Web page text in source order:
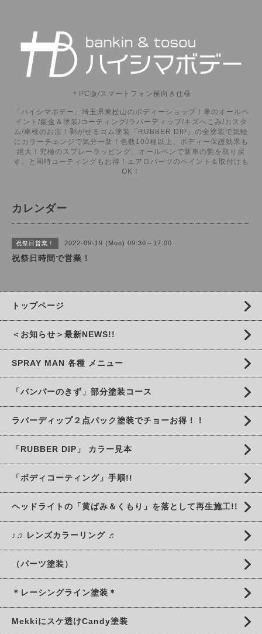
＊PC版/スマートフォン横向き仕様
「ハイシマボデー」埼玉県東松山のボディーショップ！車のオールペ
イント/鈑金＆塗装/コーティング/ラバーディップ/キズへこみ/カスタ
ム/車検のお店！剥がせるゴム塗装「RUBBER DIP」の全塗装で気軽
にカラーチェンジで気分一新！色数100種以上、ボディー保護効果も
絶大！究極のスプレーラッピング。オールペンで新車の艶を取り戻
す。と同時コーティングもお得！エアロパーツのペイント＆取付けも
OK！
カレンダー
祝祭日営業！ 2022-09-19 (Mon) 09:30～17:00
祝祭日時間で営業！
トップページ
＜お知らせ＞最新NEWS!!
SPRAY MAN 各種 メニュー
「バンパーのきず」部分塗装コース
ラバーディップ２点パック塗装でチョーお得！！
「RUBBER DIP」 カラー見本
「ボディコーティング」手順!!
ヘッドライトの「黄ばみ＆くもり」を落として再生施工!!
♪♫ レンズカラーリング ♬
（パーツ塗装）
＊レーシングライン塗装＊
Mekkiにスケ透けCandy塗装